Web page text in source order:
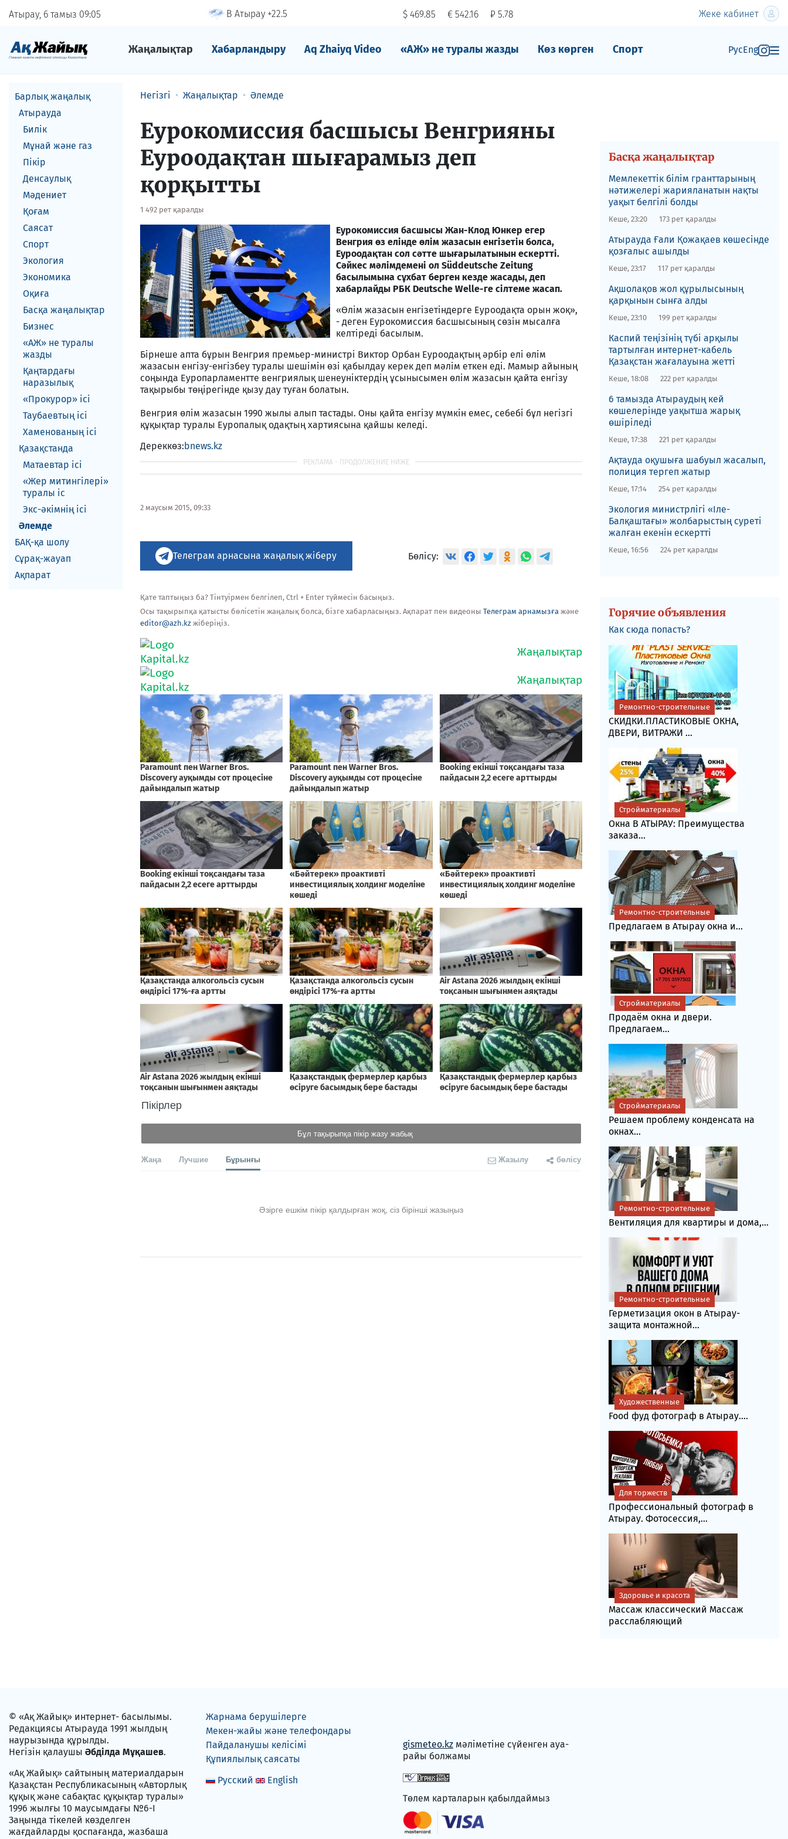
Атырау, 6 тамыз 09 05 В Атырау +22.5 $ 469.85 € 542.16 ₽ 5.78 Жеке кабинет
Жаңалықтар Хабарландыру Aq Zhaiyq Video «АЖ» не туралы жазды Көз көрген Спорт РусEng
Барлық жаңалық
Атырауда
Билік
Мұнай және газ
Пікір
Денсаулық
Мәдениет
Қоғам
Саясат
Спорт
Экология
Экономика
Оқиға
Басқа жаңалықтар
Бизнес
«АЖ» не туралы
жазды
Қаңтардағы
наразылық
«Прокурор» ісі
Таубаевтың ісі
Хаменованың ісі
Қазақстанда
Матаевтар ici
«Жер митингілері»
туралы іс
Экс-әкiмнiң iсi
Әлемде
БАҚ-қа шолу
Сұрақ-жауап
Ақпарат
Негізгі Жаңалықтар Әлемде
Еурокомиссия басшысы Венгрияны
Еуроодақтан шығарамыз деп
қорқытты
1 492 рет қаралды
Еурокомиссия басшысы Жан-Клод Юнкер егер
Венгрия өз елінде өлім жазасын енгізетін болса,
Еуроодақтан сол сәтте шығарылатынын ескертті.
Сәйкес мәлімдемені ол Süddeutsche Zeitung
басылымына сұхбат берген кезде жасады, деп
хабарлайды РБК Deutsche Welle-ге сілтеме жасап.
«Өлім жазасын енгізетіндерге Еуроодақта орын жоқ»,
- деген Еурокомиссия басшысының сөзін мысалға
келтіреді басылым.
Бірнеше апта бұрын Венгрия премьер-министрі Виктор Орбан Еуроодақтың әрбір елі өлім
жазасын енгізу-енгізбеу туралы шешімін өзі қабылдау керек деп мәлім еткен еді. Мамыр айының
соңында Еуропарламентте венгриялық шенеуніктердің ұсынысымен өлім жазасын қайта енгізу
тақырыбы төңірегінде қызу дау туған болатын.
Венгрия өлім жазасын 1990 жылы алып тастады. Оны қайта енгізу мүмкін емес, себебі бұл негізгі
құқықтар туралы Еуропалық одақтың хартиясына қайшы келеді.
Дереккөз:bnews.kz
2 маусым 2015, 09:33
Телеграм арнасына жаңалық жіберу Бөлісу:
Қате таптыңыз ба? Тінтуірмен белгілеп, Ctrl + Enter түймесін басыңыз.
Осы тақырыпқа қатысты бөлісетін жаңалық болса, бізге хабарласыңыз. Ақпарат пен видеоны Телеграм арнамызға және
editor@azh.kz жіберіңіз.
Пікірлер
Бұл тақырыпқа пікір жазу жабық
Жаңа Лучшие Бұрынғы Жазылу бөлісу
Әзірге ешкім пікір қалдырған жоқ, сіз бірінші жазыңыз
Басқа жаңалықтар
Мемлекеттік білім гранттарының
нәтижелері жарияланатын нақты
уақыт белгілі болды
Кеше, 23:20 173 рет қаралды
​Атырауда Ғали Қожақаев көшесінде
қозғалыс ашылды
Кеше, 23:17 117 рет қаралды
​Ақшолақов жол құрылысының
қарқынын сынға алды
Кеше, 23:10 199 рет қаралды
​Каспий теңізінің түбі арқылы
тартылған интернет-кабель
Қазақстан жағалауына жетті
Кеше, 18:08 222 рет қаралды
6 тамызда Атыраудың кей
көшелерінде уақытша жарық
өшіріледі
Кеше, 17:38 221 рет қаралды
Ақтауда оқушыға шабуыл жасалып,
полиция тергеп жатыр
Кеше, 17:14 254 рет қаралды
​Экология министрлігі «Іле-
Балқаштағы» жолбарыстың суреті
жалған екенін ескертті
Кеше, 16:56 224 рет қаралды
Горячие объявления
Как сюда попасть?
СКИДКИ.ПЛАСТИКОВЫЕ ОКНА,
ДВЕРИ, ВИТРАЖИ ...
Ремонтно-строительные
Окна В АТЫРАУ: Преимущества
заказа...
Стройматериалы
Предлагаем в Атырау окна и...
Ремонтно-строительные
Продаём окна и двери.
Предлагаем...
Стройматериалы
Решаем проблему конденсата на
окнах...
Стройматериалы
Вентиляция для квартиры и дома,...
Ремонтно-строительные
Герметизация окон в Атырау-
защита монтажной...
Ремонтно-строительные
Food фуд фотограф в Атырау....
Художественные
Профессиональный фотограф в
Атырау. Фотосессия,...
Для торжеств
Массаж классический Массаж
расслабляющий
Здоровье и красота
© «Ақ Жайық» интернет- басылымы.
Редакциясы Атырауда 1991 жылдың
наурызында құрылды.
Негізін қалаушы Әбділда Мұқашев.
«Ақ Жайық» сайтының материалдарын
Қазақстан Республикасының «Авторлық
құқық және сабақтас құқықтар туралы»
1996 жылғы 10 маусымдағы №6-I
Заңында тікелей көзделген
жағдайларды қоспағанда, жазбаша
Жарнама берушілерге
Мекен-жайы және телефондары
Пайдаланушы келісімі
Құпиялылық саясаты
Русский
English
gismeteo.kz мәліметіне сүйенген ауа-
райы болжамы
Төлем карталарын қабылдаймыз